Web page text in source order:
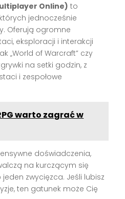
Online) to
jednocześnie
Oferują ogromne
eksploracji i interakcji
„World of Warcraft” czy
na setki godzin, z
i zespołowe
warto zagrać w
doświadczenia,
na kurczącym się
zwycięzca. Jeśli lubisz
ten gatunek może Cię